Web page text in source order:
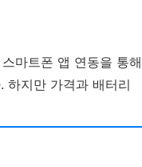
마트폰 앱 연동을 통해
하지만 가격과 배터리